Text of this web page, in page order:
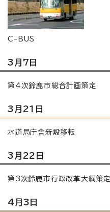
C-BUS
3月7日
第4次鈴鹿市総合計画策定
3月21日
水道局庁舎新設移転
3月22日
第3次鈴鹿市行政改革大綱策定
4月3日